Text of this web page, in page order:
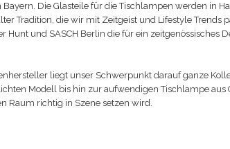
Die Glasteile für die Tischlampen werden in
Tradition, die wir mit Zeitgeist und Lifestyle Trends
und SASCH Berlin die für ein zeitgenössisches
liegt unser Schwerpunkt darauf ganze
Modell bis hin zur aufwendigen Tischlampe aus
Raum richtig in Szene setzen wird.